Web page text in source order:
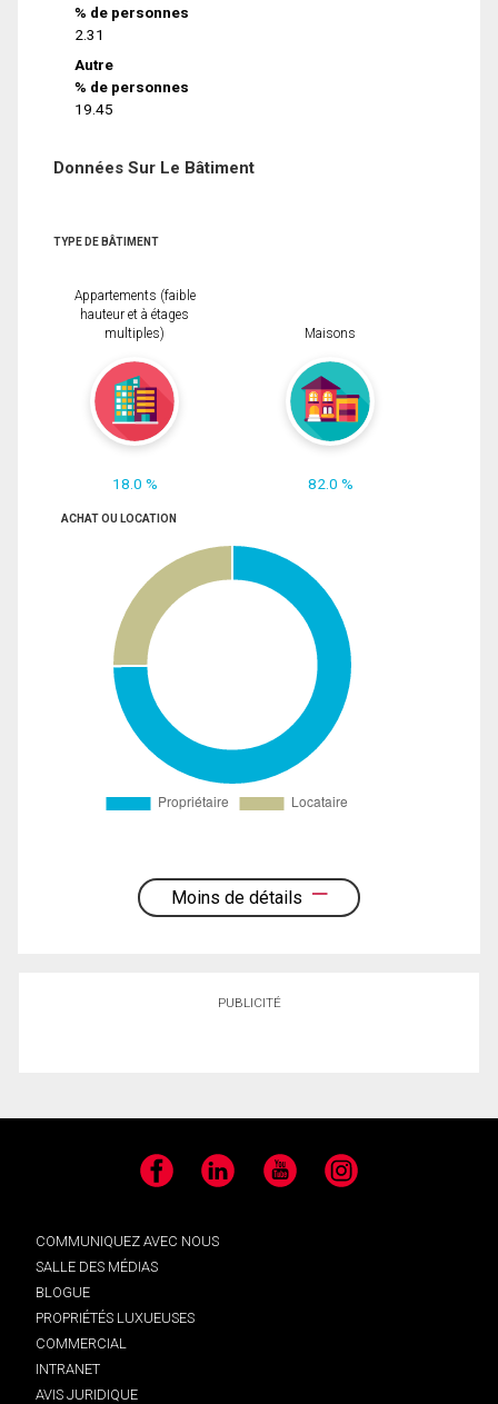
% de personnes
2.31
Autre
% de personnes
19.45
Données Sur Le Bâtiment
TYPE DE BÂTIMENT
Appartements (faible
hauteur et à étages
multiples)
18.0 %
Maisons
82.0 %
ACHAT OU LOCATION
Moins de détails
PUBLICITÉ
Facebook LinkedIn YouTube Instagram
COMMUNIQUEZ AVEC NOUS
SALLE DES MÉDIAS
BLOGUE
PROPRIÉTÉS LUXUEUSES
COMMERCIAL
INTRANET
AVIS JURIDIQUE